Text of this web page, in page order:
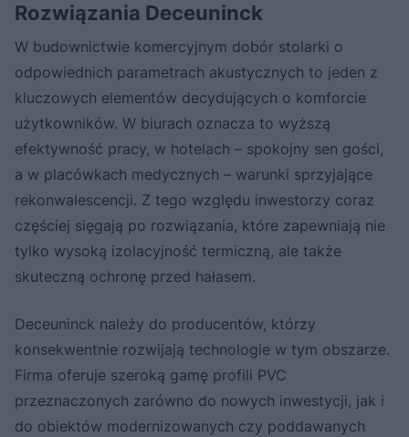
Rozwiązania Deceuninck
W budownictwie komercyjnym dobór stolarki o
odpowiednich parametrach akustycznych to jeden z
kluczowych elementów decydujących o komforcie
użytkowników. W biurach oznacza to wyższą
efektywność pracy, w hotelach – spokojny sen gości,
a w placówkach medycznych – warunki sprzyjające
rekonwalescencji. Z tego względu inwestorzy coraz
częściej sięgają po rozwiązania, które zapewniają nie
tylko wysoką izolacyjność termiczną, ale także
skuteczną ochronę przed hałasem.
Deceuninck należy do producentów, którzy
konsekwentnie rozwijają technologie w tym obszarze.
Firma oferuje szeroką gamę profili PVC
przeznaczonych zarówno do nowych inwestycji, jak i
do obiektów modernizowanych czy poddawanych